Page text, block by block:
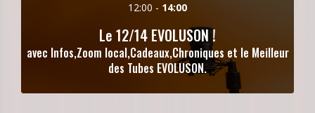
12:00 - 14:00
Le 12/14 EVOLUSON !
avec Infos,Zoom local,Cadeaux,Chroniques et le Meilleur
des Tubes EVOLUSON.